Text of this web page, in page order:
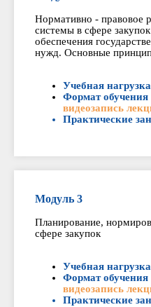
Нормативно - правовое
системы в сфере
обеспечения
нужд. Основные
Учебная
Формат обучения
видеозапись
Практические
Модуль 3
Планирование,
сфере закупок
Учебная
Формат обучения
видеозапись
Практические